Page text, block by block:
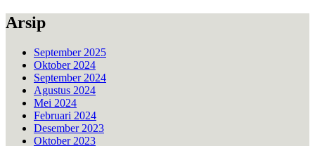
Arsip
September 2025
Oktober 2024
September 2024
Agustus 2024
Mei 2024
Februari 2024
Desember 2023
Oktober 2023